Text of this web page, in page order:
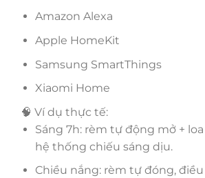
Amazon Alexa
Apple HomeKit
Samsung SmartThings
Xiaomi Home
🧠 Ví dụ thực tế:
Sáng 7h: rèm tự động mở +
hệ thống chiếu sáng dịu.
Chiều nắng: rèm tự đóng,